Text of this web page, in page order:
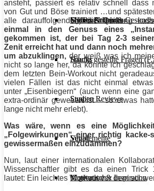
Frauen Fitness &
Häufig gestellte Fragen
Studien Reviews
Supplemente
Motivation & Inspiration
Shakes & Drinks
Snacks
Suppen
Vegan
Vegetarisch
Gym im Interview
MHRx Archiv
ansteht, passiert es relativ schnell dass
von Gut und Böse trainiert …und
alle darauffolgenden) die Quittung
einmal in den Genuss eines
gekommen ist, der bei Tag 2-3
Zenit erreicht hat und dann noch
um abzuklingen,der weiß was ich
nicht so lange her, da konnte ich
dem letzten Bein-Workout nicht
vielen Fällen ist das nicht einmal etwas
unter „Eisenbiegern“ (auch wenn eine
extra-ordinär gewesen ist – so etwas
lange nicht mehr erlebt).
Was wäre, wenn es eine
„Folgewirkungen“ einer richtig kacke-
gewissermaßen einzudämmen?
Nun, laut einer internationalen
Wissenschaftler gibt es da einen Trick
lautet: Ein leichtes Workout vor dem